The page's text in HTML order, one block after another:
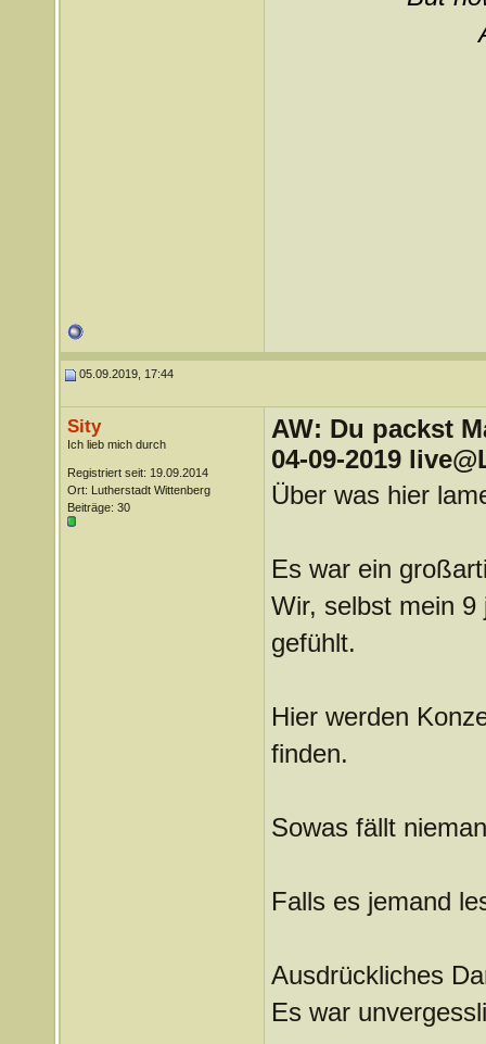
05.09.2019, 17:44
Sity
Ich lieb mich durch
Registriert seit: 19.09.2014
Ort: Lutherstadt Wittenberg
Beiträge: 30
AW: Du packst
04-09-2019
Über was hier
Es war ein
Wir, selbst mein 9
gefühlt.
Hier werden
finden.
Sowas fällt
Falls es jemand
Ausdrückliches
Es war